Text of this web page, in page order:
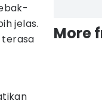
jelas.
terasa
More